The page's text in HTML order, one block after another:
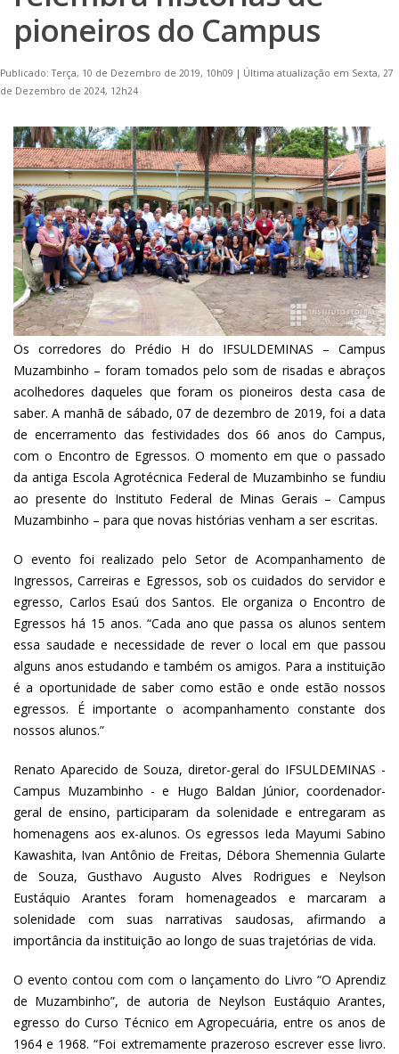
pioneiros do Campus
Publicado: Terça, 10 de Dezembro de 2019, 10h09 | Última atualização em Sexta, 27
de Dezembro de 2024, 12h24
Os corredores do Prédio H do IFSULDEMINAS – Campus
Muzambinho – foram tomados pelo som de risadas e abraços
acolhedores daqueles que foram os pioneiros desta casa de
saber. A manhã de sábado, 07 de dezembro de 2019, foi a data
de encerramento das festividades dos 66 anos do Campus,
com o Encontro de Egressos. O momento em que o passado
da antiga Escola Agrotécnica Federal de Muzambinho se fundiu
ao presente do Instituto Federal de Minas Gerais – Campus
Muzambinho – para que novas histórias venham a ser escritas.
O evento foi realizado pelo Setor de Acompanhamento de
Ingressos, Carreiras e Egressos, sob os cuidados do servidor e
egresso, Carlos Esaú dos Santos. Ele organiza o Encontro de
Egressos há 15 anos. “Cada ano que passa os alunos sentem
essa saudade e necessidade de rever o local em que passou
alguns anos estudando e também os amigos. Para a instituição
é a oportunidade de saber como estão e onde estão nossos
egressos. É importante o acompanhamento constante dos
nossos alunos.”
Renato Aparecido de Souza, diretor-geral do IFSULDEMINAS -
Campus Muzambinho - e Hugo Baldan Júnior, coordenador-
geral de ensino, participaram da solenidade e entregaram as
homenagens aos ex-alunos. Os egressos Ieda Mayumi Sabino
Kawashita, Ivan Antônio de Freitas, Débora Shemennia Gularte
de Souza, Gusthavo Augusto Alves Rodrigues e Neylson
Eustáquio Arantes foram homenageados e marcaram a
solenidade com suas narrativas saudosas, afirmando a
importância da instituição ao longo de suas trajetórias de vida.
O evento contou com com o lançamento do Livro “O Aprendiz
de Muzambinho”, de autoria de Neylson Eustáquio Arantes,
egresso do Curso Técnico em Agropecuária, entre os anos de
1964 e 1968. “Foi extremamente prazeroso escrever esse livro.